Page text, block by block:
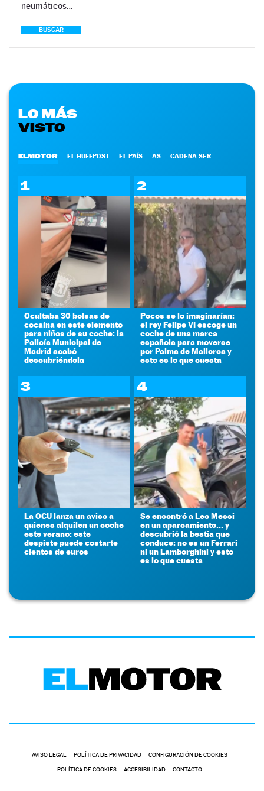
neumáticos…
BUSCAR
LO MÁS
VISTO
ELMOTOR EL HUFFPOST EL PAÍS AS CADENA SER
1
Ocultaba 30 bolsas de
cocaína en este elemento
para niños de su coche: la
Policía Municipal de
Madrid acabó
descubriéndola
2
Pocos se lo imaginarían:
el rey Felipe VI escoge un
coche de una marca
española para moverse
por Palma de Mallorca y
esto es lo que cuesta
3
La OCU lanza un aviso a
quienes alquilen un coche
este verano: este
despiste puede costarte
cientos de euros
4
Se encontró a Leo Messi
en un aparcamiento... y
descubrió la bestia que
conduce: no es un Ferrari
ni un Lamborghini y esto
es lo que cuesta
AVISO LEGAL POLÍTICA DE PRIVACIDAD CONFIGURACIÓN DE COOKIES
POLÍTICA DE COOKIES ACCESIBILIDAD CONTACTO